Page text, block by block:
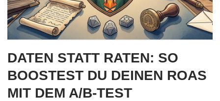
DATEN STATT RATEN: SO
BOOSTEST DU DEINEN ROAS
MIT DEM A/B-TEST